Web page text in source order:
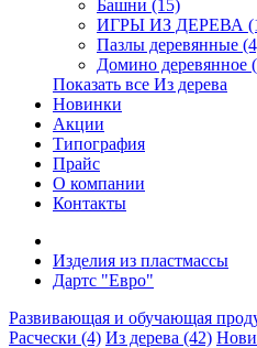
Башни (15)
ИГРЫ ИЗ ДЕРЕВА
Пазлы деревянные
Домино деревянное
Показать все Из дерева
Новинки
Акции
Типография
Прайс
О компании
Контакты
Изделия из пластмассы
Дартс "Евро"
Развивающая и обучающая
Расчески (4) Из дерева (42)